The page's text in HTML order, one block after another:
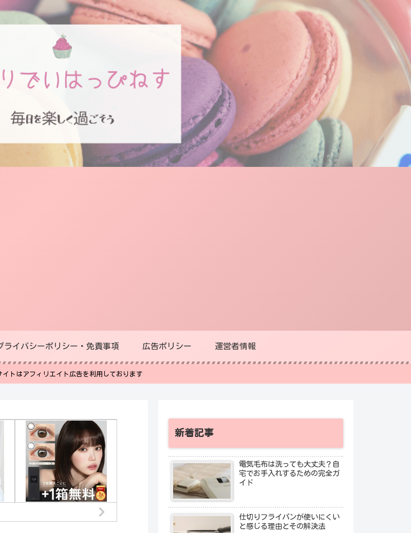
ライバシーポリシー・免責事項 広告ポリシー 運営者情報
イトはアフィリエイト広告を利用しております
新着記事
電気毛布は洗っても大丈夫？自
宅でお手入れするための完全ガ
イド
仕切りフライパンが使いにくい
と感じる理由とその解決法